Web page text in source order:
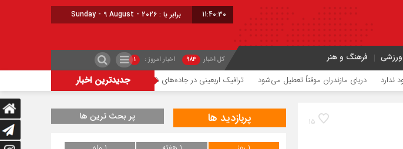
11:40:31 امروز : یکشنبه - ۱۸ مرداد - ۱۴۰۵
ورزشی فرهنگ و هنر کل اخبار ۹۸۴ اخبار امروز : ۱
جدیدترین اخبار دریای مازندران موقتاً تعطیل می‌شود ترافیک اربعینی در جاده‌های شمال حریق میانکاله با پشتیبانی هوایی مهار شد
۱۵ پربازدید ها پر بحث ترین ها